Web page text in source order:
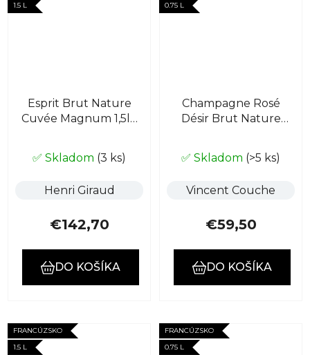
1.5 L
Esprit Brut Nature
Cuvée Magnum 1,5l -
✅ Skladom (3 ks)
Henri Giraud
€142,70
DO KOŠÍKA
0.75 L
Champagne Rosé
Désir Brut Nature
✅ Skladom (>5 ks)
Vincent Couche
€59,50
DO KOŠÍKA
FRANCÚZSKO
1.5 L
FRANCÚZSKO
0.75 L